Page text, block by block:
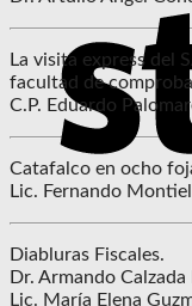
La visita express del
facultad de
C.P. Eduardo
Catafalco en ocho
Lic. Fernando
Diabluras Fiscales.
Dr. Armando
Lic. María Elena